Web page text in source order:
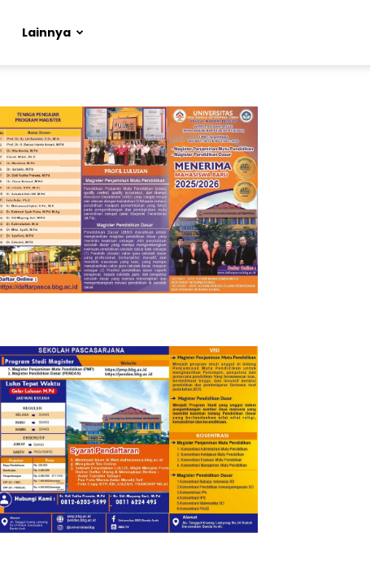
Lainnya